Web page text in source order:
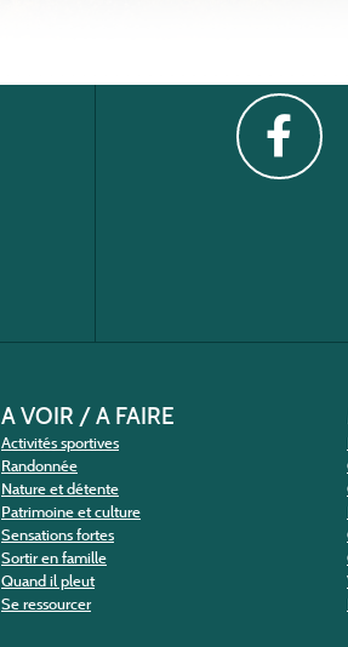
A VOIR / A FAIRE
Activités sportives
Randonnée
Nature et détente
Patrimoine et culture
Sensations fortes
Sortir en famille
Quand il pleut
Se ressourcer